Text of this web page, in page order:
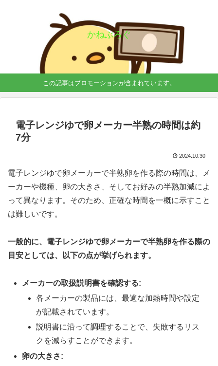
かねぶろぐ
この記事はプロモーションが含まれています。
電子レンジゆで卵メーカー半熟の時間は約
7分
2024.10.30
電子レンジゆで卵メーカーで半熟卵を作る際の時間は、メ
ーカーや機種、卵の大きさ、そしてお好みの半熟加減によ
って異なります。そのため、正確な時間を一概に示すこと
は難しいです。
一般的に、電子レンジゆで卵メーカーで半熟卵を作る際の
目安としては、以下の点が挙げられます。
メーカーの取扱説明書を確認する:
各メーカーの製品には、最適な加熱時間や設定
が記載されています。
説明書に沿って調理することで、失敗するリス
クを減らすことができます。
卵の大きさ: